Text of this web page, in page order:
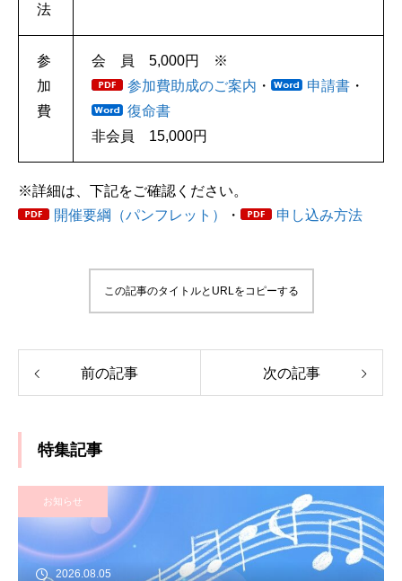
法
参
加
費
会 員 5,000円 ※
参加費助成のご案内 ・ 申請書 ・
復命書
非会員 15,000円
※詳細は、下記をご確認ください。
開催要綱（パンフレット）
・ 申し込み方法
この記事のタイトルとURLをコピーする
前の記事 次の記事
特集記事
お知らせ
2026.08.05